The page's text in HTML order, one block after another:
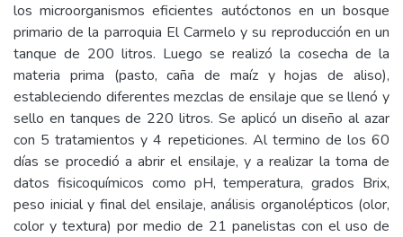
los microorganismos eficientes autóctonos en un bosque
primario de la parroquia El Carmelo y su reproducción en un
tanque de 200 litros. Luego se realizó la cosecha de la
materia prima (pasto, caña de maíz y hojas de aliso),
estableciendo diferentes mezclas de ensilaje que se llenó y
sello en tanques de 220 litros. Se aplicó un diseño al azar
con 5 tratamientos y 4 repeticiones. Al termino de los 60
días se procedió a abrir el ensilaje, y a realizar la toma de
datos fisicoquímicos como pH, temperatura, grados Brix,
peso inicial y final del ensilaje, análisis organolépticos (olor,
color y textura) por medio de 21 panelistas con el uso de